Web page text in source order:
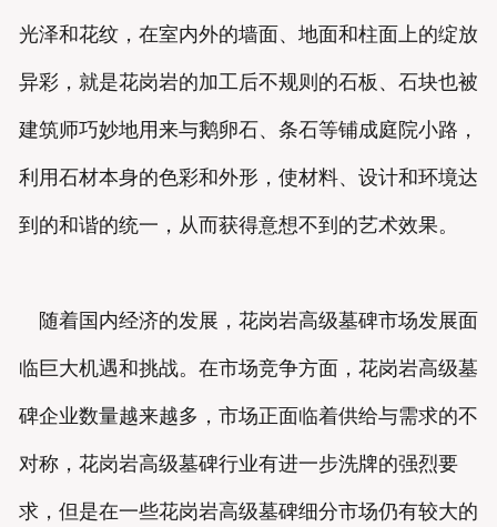
光泽和花纹，在室内外的墙面、地面和柱面上的绽放
异彩，就是花岗岩的加工后不规则的石板、石块也被
建筑师巧妙地用来与鹅卵石、条石等铺成庭院小路，
利用石材本身的色彩和外形，使材料、设计和环境达
到的和谐的统一，从而获得意想不到的艺术效果。
随着国内经济的发展，花岗岩高级墓碑市场发展面
临巨大机遇和挑战。在市场竞争方面，花岗岩高级墓
碑企业数量越来越多，市场正面临着供给与需求的不
对称，花岗岩高级墓碑行业有进一步洗牌的强烈要
求，但是在一些花岗岩高级墓碑细分市场仍有较大的